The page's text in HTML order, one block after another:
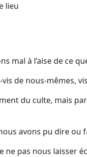
lieu
mal à l’aise de ce
de nous-mêmes,
du culte, mais
avons pu dire
ne pas nous laisser